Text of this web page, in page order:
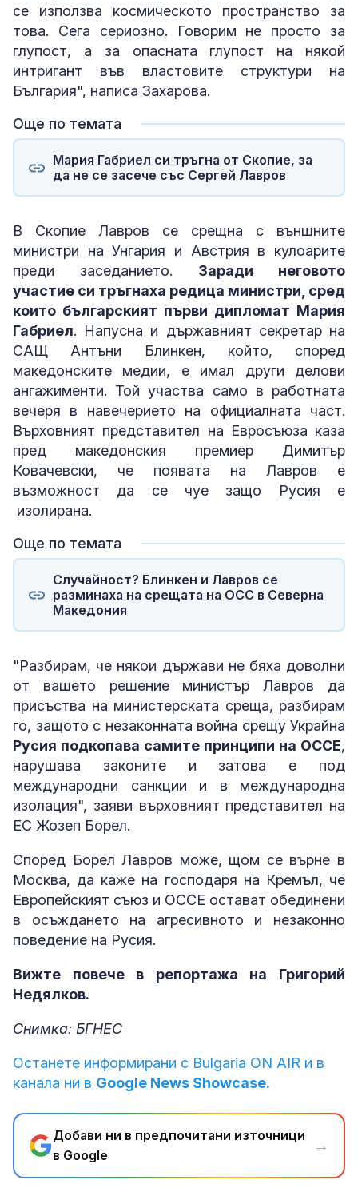
се използва космическото пространство за
това. Сега сериозно. Говорим не просто за
глупост, а за опасната глупост на някой
интригант във властовите структури на
България", написа Захарова.
Още по темата
Мария Габриел си тръгна от Скопие, за
да не се засече със Сергей Лавров
В Скопие Лавров се срещна с външните
министри на Унгария и Австрия в кулоарите
преди заседанието. Заради неговото
участие си тръгнаха редица министри, сред
които българският първи дипломат Мария
Габриел. Напусна и държавният секретар на
САЩ Антъни Блинкен, който, според
македонските медии, е имал други делови
ангажименти. Той участва само в работната
вечеря в навечерието на официалната част.
Върховният представител на Евросъюза каза
пред македонския премиер Димитър
Ковачевски, че появата на Лавров е
възможност да се чуе защо Русия е
изолирана.
Още по темата
Случайност? Блинкен и Лавров се
разминаха на срещата на ОСС в Северна
Македония
"Разбирам, че някои държави не бяха доволни
от вашето решение министър Лавров да
присъства на министерската среща, разбирам
го, защото с незаконната война срещу Украйна
Русия подкопава самите принципи на ОССЕ,
нарушава законите и затова е под
международни санкции и в международна
изолация", заяви върховният представител на
ЕС Жозеп Борел.
Според Борел Лавров може, щом се върне в
Москва, да каже на господаря на Кремъл, че
Европейският съюз и ОССЕ остават обединени
в осъждането на агресивното и незаконно
поведение на Русия.
Вижте повече в репортажа на Григорий
Недялков.
Снимка: БГНЕС
Останете информирани с Bulgaria ON AIR и в
канала ни в Google News Showcase.
Добави ни в предпочитани източници
в Google
→